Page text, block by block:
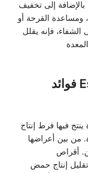
إلى تخفيف
ومساعدة القرحة أو
الشفاء، فإنه يقلل
فوائد Esomeprazole 40mg
ينتج فيها فرط إنتاج
من بين أعراضها
أقراص
طريق تقليل إنتاج حمض